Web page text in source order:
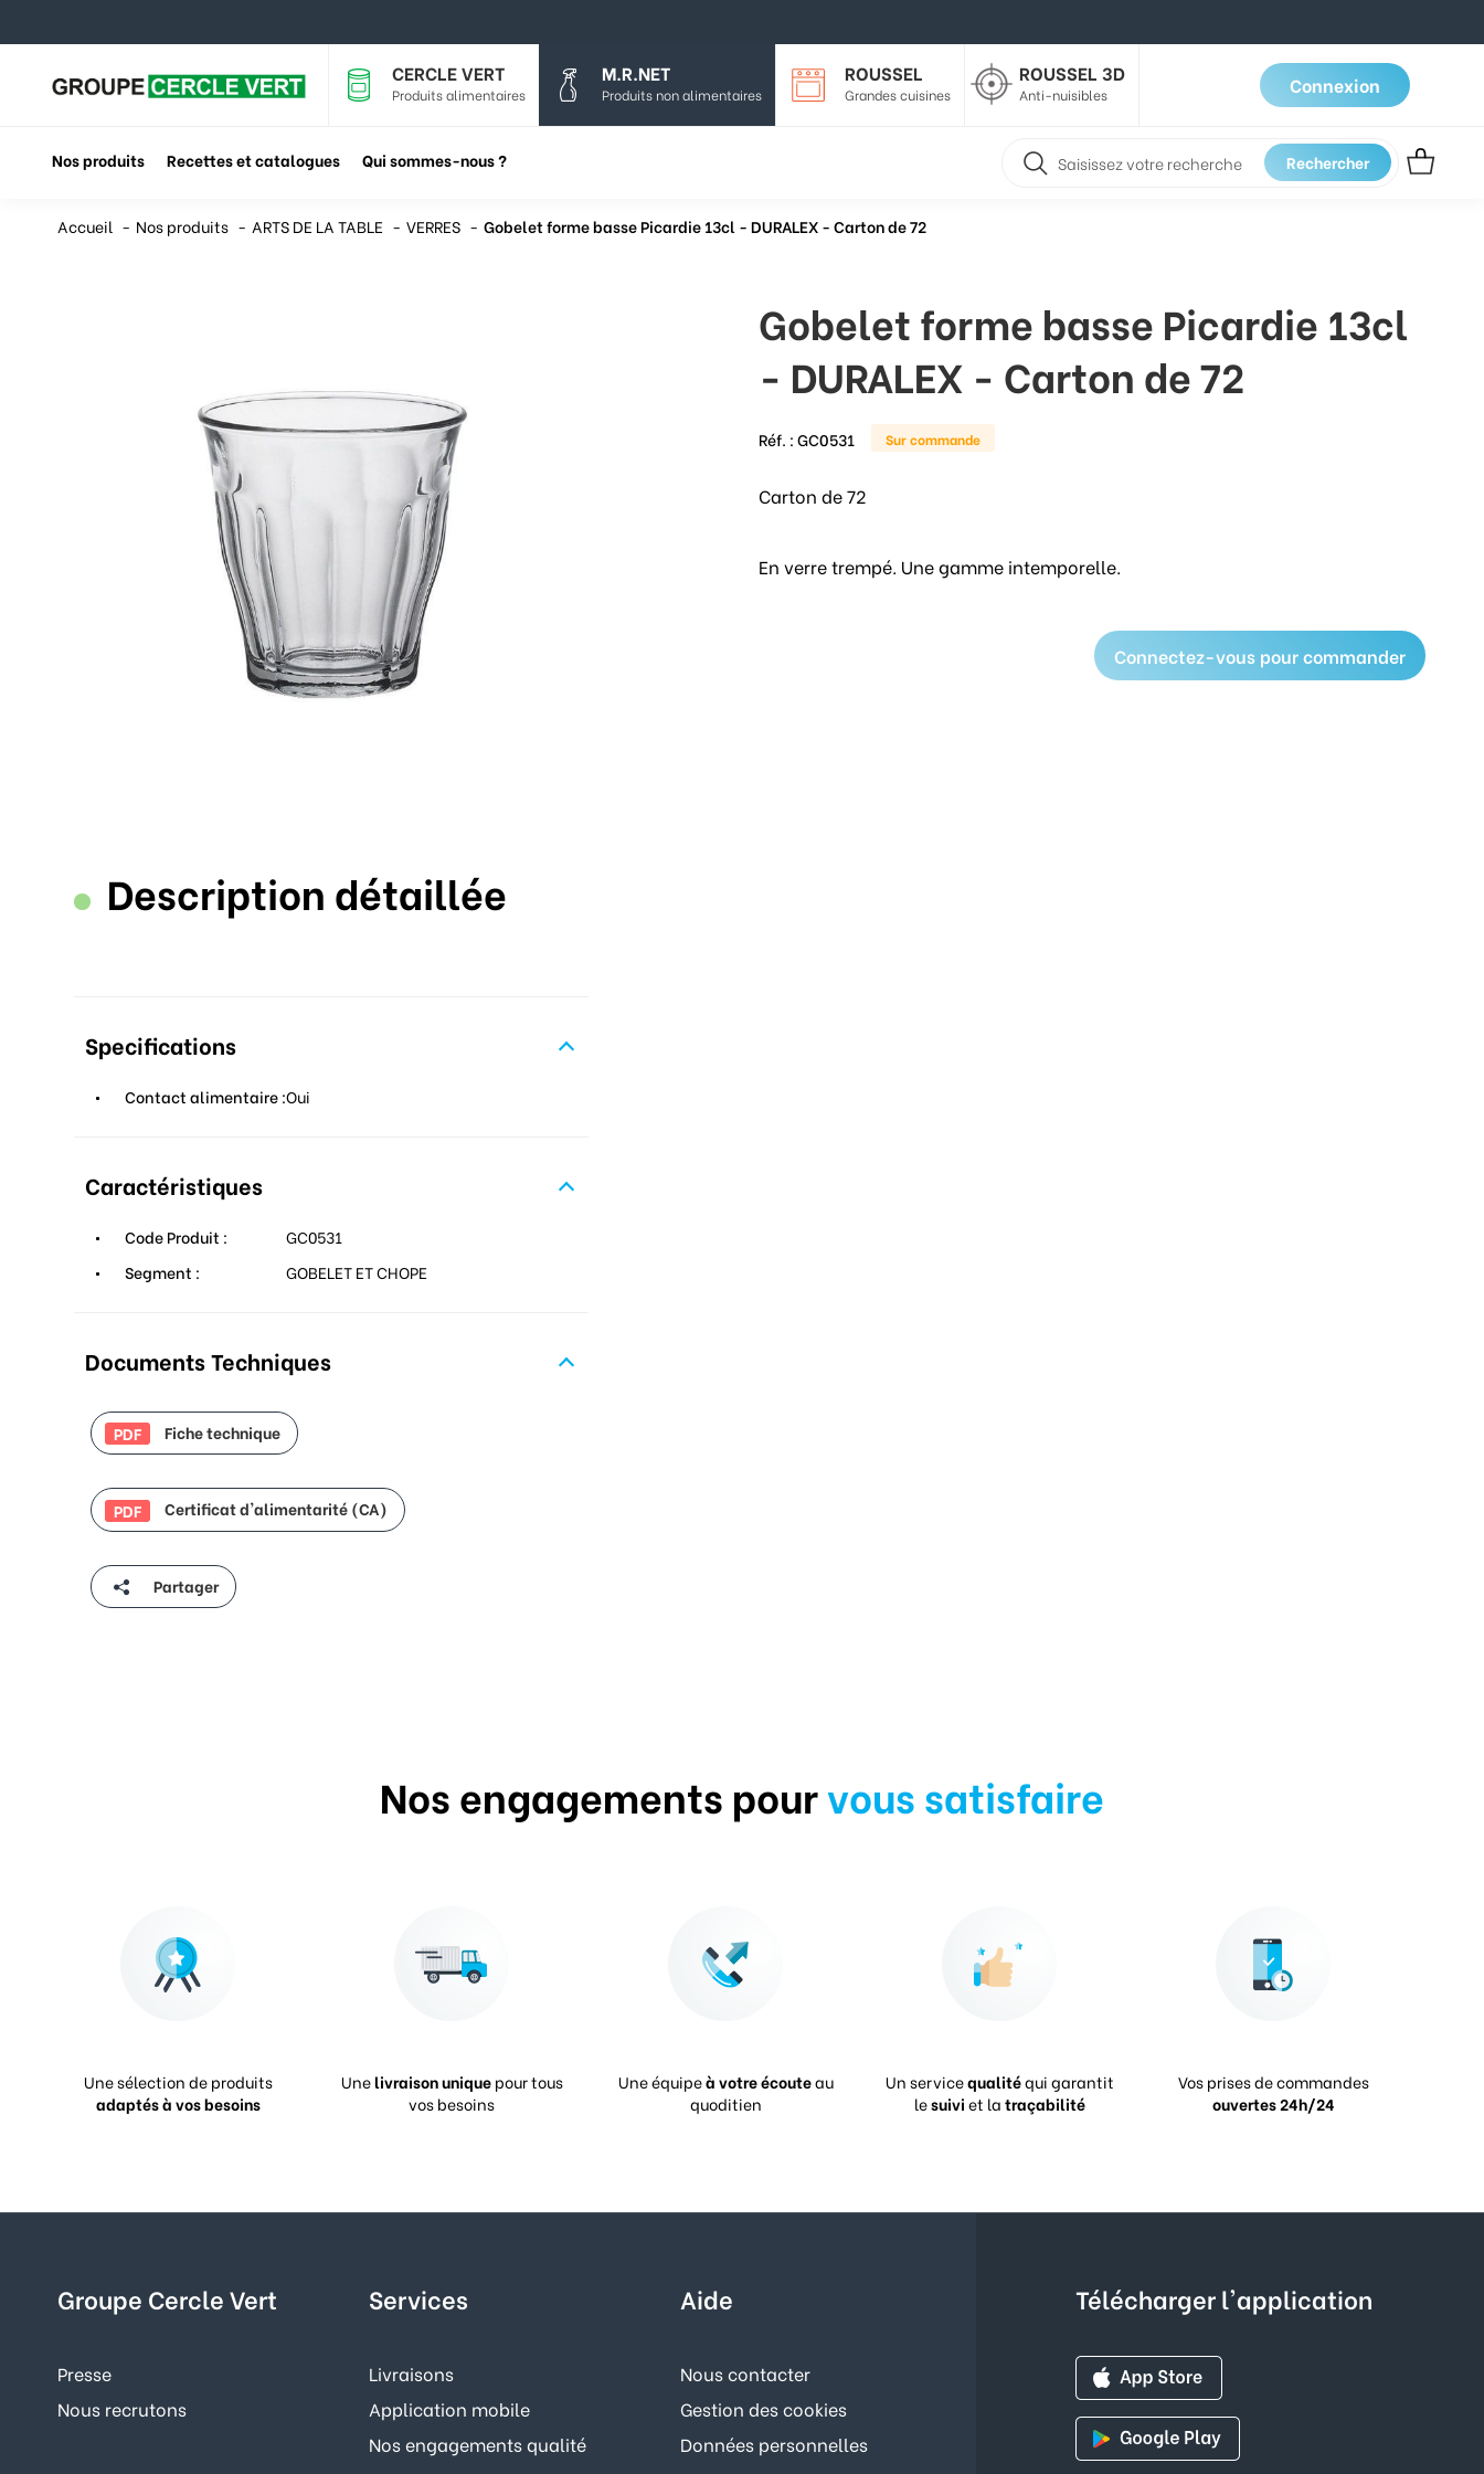
CERCLE VERT
Produits alimentaires
M.R.NET
Produits non alimentaires
ROUSSEL
Grandes cuisines
ROUSSEL 3D
Anti-nuisibles Connexion
Nos produits Recettes et catalogues Qui sommes-nous ? Rechercher
Accueil Nos produits ARTS DE LA TABLE VERRES Gobelet forme basse Picardie 13cl - DURALEX - Carton de 72
Description détaillée
Specifications
Contact alimentaire :Oui
Caractéristiques
Code Produit :
GC0531
Segment :
GOBELET ET CHOPE
Documents Techniques
PDF Fiche technique
PDF Certificat d'alimentarité (CA)
Partager
Gobelet forme basse Picardie 13cl
- DURALEX - Carton de 72
Réf. :GC0531 Sur commande
Carton de 72
En verre trempé. Une gamme intemporelle.
Connectez-vous pour commander
Nos engagements pourvous satisfaire
Une sélection de produits
adaptés à vos besoins
Unelivraison uniquepour tous
vos besoins
Une équipeà votre écouteau
quoditien
Un servicequalitéqui garantit
lesuiviet latraçabilité
Vos prises de commandes
ouvertes 24h/24
Groupe Cercle Vert
Presse
Nous recrutons
Services
Livraisons
Application mobile
Nos engagements qualité
Aide
Nous contacter
Gestion des cookies
Données personnelles
Télécharger l'application